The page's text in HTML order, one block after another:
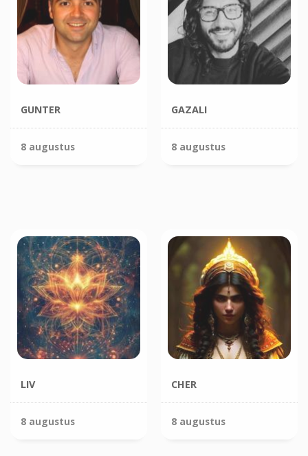
GUNTER
8 augustus
GAZALI
8 augustus
LIV
8 augustus
CHER
8 augustus